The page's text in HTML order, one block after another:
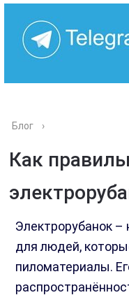
Блог ›
Как
Электрорубанок
для людей,
пиломатериалы.